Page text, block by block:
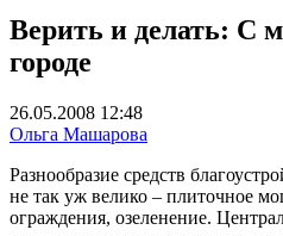
Верить и делать: С
городе
26.05.2008 12:48
Ольга Машарова
Разнообразие средств
не так уж велико – плиточное
ограждения, озеленение.